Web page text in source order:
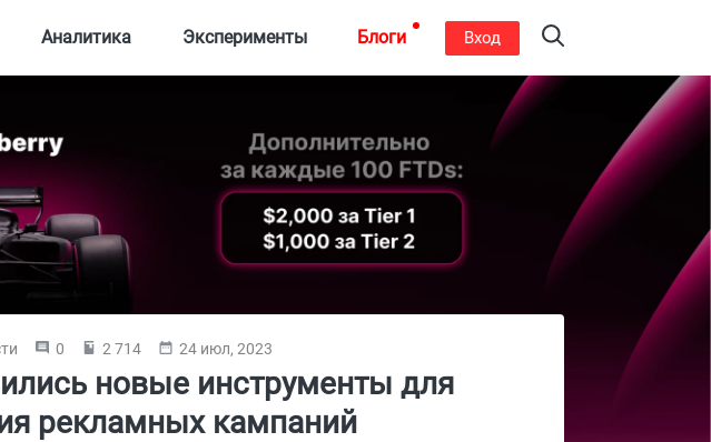
Аналитика Эксперименты Блоги Вход
0 2 714 24 июл, 2023
новые инструменты для
рекламных кампаний